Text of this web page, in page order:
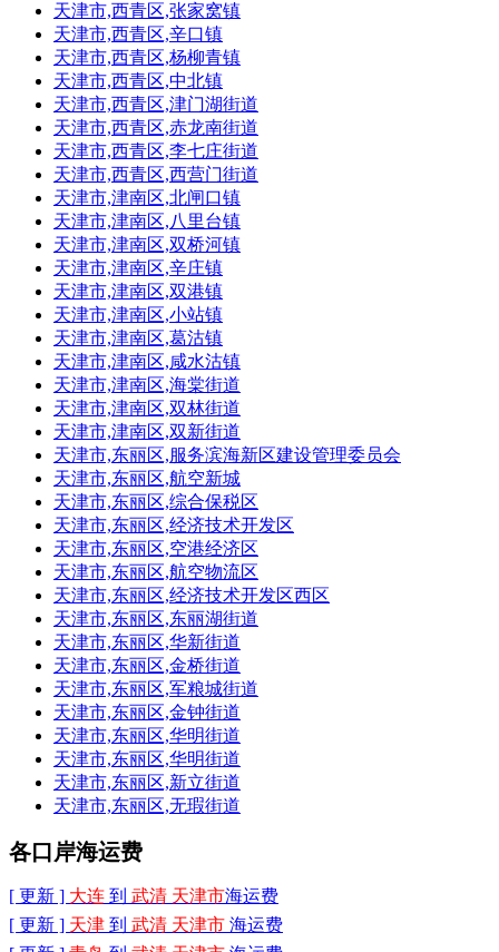
天津市,西青区,张家窝镇
天津市,西青区,辛口镇
天津市,西青区,杨柳青镇
天津市,西青区,中北镇
天津市,西青区,津门湖街道
天津市,西青区,赤龙南街道
天津市,西青区,李七庄街道
天津市,西青区,西营门街道
天津市,津南区,北闸口镇
天津市,津南区,八里台镇
天津市,津南区,双桥河镇
天津市,津南区,辛庄镇
天津市,津南区,双港镇
天津市,津南区,小站镇
天津市,津南区,葛沽镇
天津市,津南区,咸水沽镇
天津市,津南区,海棠街道
天津市,津南区,双林街道
天津市,津南区,双新街道
天津市,东丽区,服务滨海新区建设管理委员会
天津市,东丽区,航空新城
天津市,东丽区,综合保税区
天津市,东丽区,经济技术开发区
天津市,东丽区,空港经济区
天津市,东丽区,航空物流区
天津市,东丽区,经济技术开发区西区
天津市,东丽区,东丽湖街道
天津市,东丽区,华新街道
天津市,东丽区,金桥街道
天津市,东丽区,军粮城街道
天津市,东丽区,金钟街道
天津市,东丽区,华明街道
天津市,东丽区,华明街道
天津市,东丽区,新立街道
天津市,东丽区,无瑕街道
各口岸海运费
[ 更新 ] 大连 到 武清 天津市海运费
[ 更新 ] 天津 到 武清 天津市 海运费